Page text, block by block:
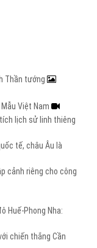
Thần tướng
Việt Nam
lịch sử linh thiêng
tế, châu Âu là
cảnh riêng cho công
Huế-Phong Nha:
chiến thắng Cần